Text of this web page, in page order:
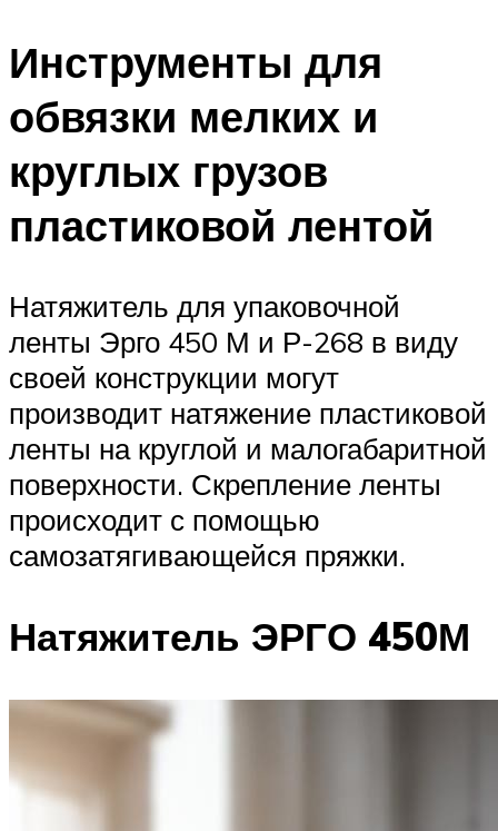
Инструменты для
обвязки мелких и
круглых грузов
пластиковой лентой
Натяжитель для упаковочной
ленты Эрго 450 М и Р-268 в виду
своей конструкции могут
производит натяжение пластиковой
ленты на круглой и малогабаритной
поверхности. Скрепление ленты
происходит с помощью
самозатягивающейся пряжки.
Натяжитель ЭРГО 450М